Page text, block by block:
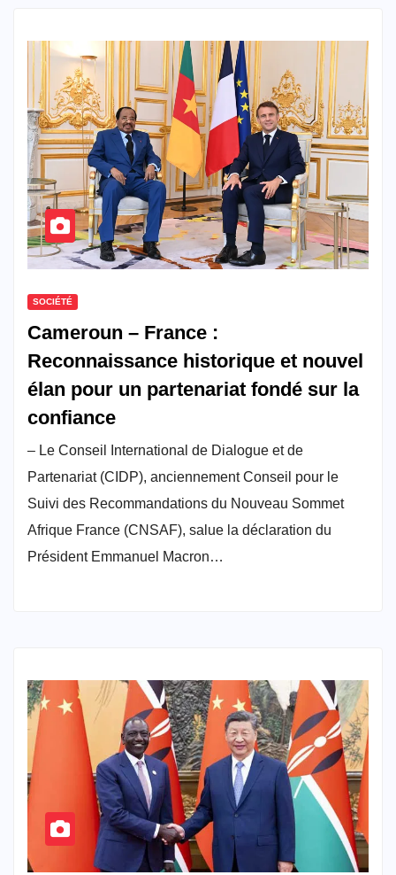
SOCIÉTÉ
Cameroun – France :
Reconnaissance historique et nouvel
élan pour un partenariat fondé sur la
confiance
– Le Conseil International de Dialogue et de
Partenariat (CIDP), anciennement Conseil pour le
Suivi des Recommandations du Nouveau Sommet
Afrique France (CNSAF), salue la déclaration du
Président Emmanuel Macron…